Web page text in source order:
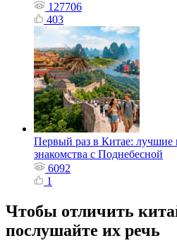
127706
403
Первый раз в Китае: лучшие
знакомства с Поднебесной
6092
1
Чтобы отличить
послушайте их речь